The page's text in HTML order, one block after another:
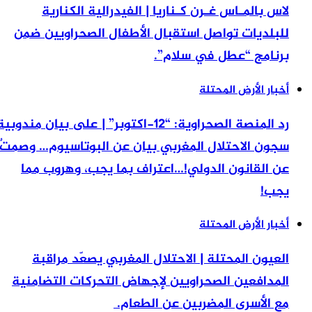
لاس بالمـاس غـرن كـناريا | الفيدرالية الكنارية
للبلديات تواصل استقبال الأطفال الصحراويين ضمن
برنامج “عطل في سلام”.
أخبار الأرض المحتلة
رد المنصة الصحراوية: “12-اكتوبر” | على بيان مندوبية
سجون الاحتلال المغربي بيان عن البوتاسيوم… وصمتٌ
عن القانون الدولي!…اعتراف بما يجب، وهروب مما
يجب!
أخبار الأرض المحتلة
العيون المحتلة | الاحتلال المغربي يصعّد مراقبة
المدافعين الصحراويين لإجهاض التحركات التضامنية
مع الأسرى المضربين عن الطعام.